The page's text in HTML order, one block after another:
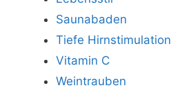
Saunabaden
Tiefe Hirnstimulation
Vitamin C
Weintrauben